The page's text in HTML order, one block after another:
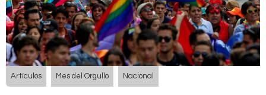
Artículos Mes del Orgullo Nacional